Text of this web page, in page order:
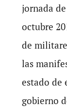
jornada
octubre
de
las
estado de
gobierno